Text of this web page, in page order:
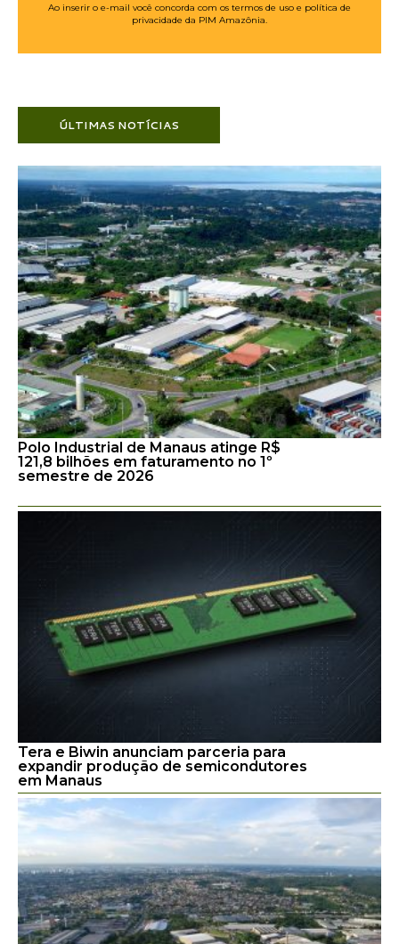
Ao inserir o e-mail você concorda com os termos de uso e política de
privacidade da PIM Amazônia.
ÚLTIMAS NOTÍCIAS
Polo Industrial de Manaus atinge R$
121,8 bilhões em faturamento no 1º
semestre de 2026
Tera e Biwin anunciam parceria para
expandir produção de semicondutores
em Manaus